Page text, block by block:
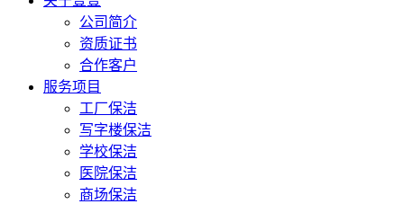
公司简介
资质证书
合作客户
服务项目
工厂保洁
写字楼保洁
学校保洁
医院保洁
商场保洁